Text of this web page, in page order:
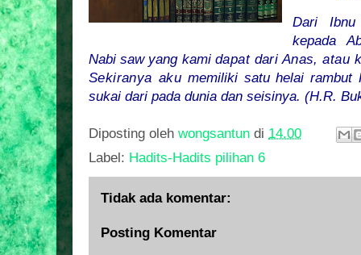
Dari
kepada
Nabi saw yang kami dapat dari Anas, atau
Sekiranya akumemiliki satu helai rambut
sukai dari pada dunia dan seisinya. (H.R.
Diposting oleh wongsantun di 14.00
Label: Hadits-Hadits pilihan 6
Tidak ada komentar:
Posting Komentar